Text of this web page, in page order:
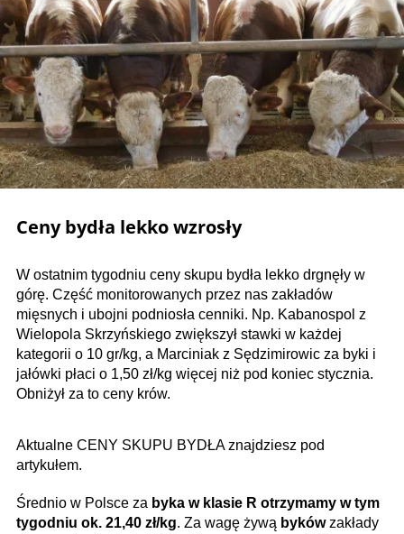
Ceny bydła lekko wzrosły
W ostatnim tygodniu ceny skupu bydła lekko drgnęły w
górę. Część monitorowanych przez nas zakładów
mięsnych i ubojni podniosła cenniki. Np. Kabanospol z
Wielopola Skrzyńskiego zwiększył stawki w każdej
kategorii o 10 gr/kg, a Marciniak z Sędzimirowic za byki i
jałówki płaci o 1,50 zł/kg więcej niż pod koniec stycznia.
Obniżył za to ceny krów.
Aktualne CENY SKUPU BYDŁA znajdziesz pod
artykułem.
Średnio w Polsce za byka w klasie R otrzymamy w tym
tygodniu ok. 21,40 zł/kg. Za wagę żywą bykówzakłady